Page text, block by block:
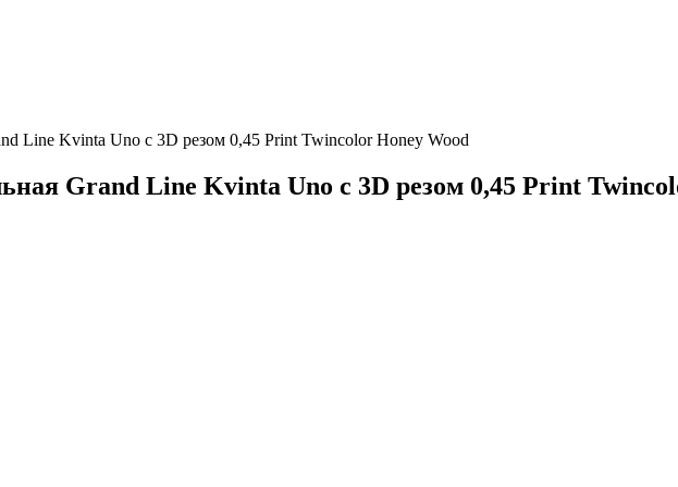
Line Kvinta Uno c 3D резом 0,45 Print Twincolor Honey Wood
Grand Line Kvinta Uno c 3D резом 0,45 Print